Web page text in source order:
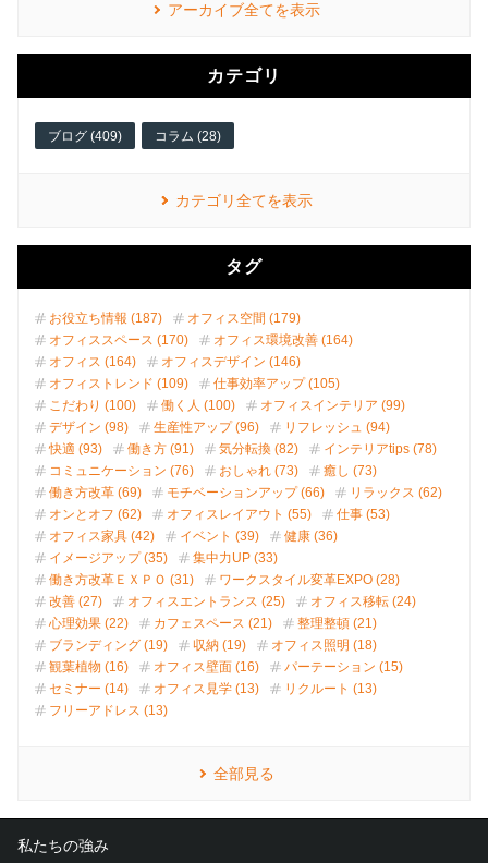
アーカイブ全てを表示
カテゴリ
ブログ (409) コラム (28)
カテゴリ全てを表示
タグ
お役立ち情報 (187)
オフィス空間 (179)
オフィススペース (170)
オフィス環境改善 (164)
オフィス (164)
オフィスデザイン (146)
オフィストレンド (109)
仕事効率アップ (105)
こだわり (100)
働く人 (100)
オフィスインテリア (99)
デザイン (98)
生産性アップ (96)
リフレッシュ (94)
快適 (93)
働き方 (91) 気分転換 (82)
インテリアtips (78)
コミュニケーション (76)
おしゃれ (73)
癒し (73)
働き方改革 (69)
モチベーションアップ (66)
リラックス (62)
オンとオフ (62)
オフィスレイアウト (55)
仕事 (53)
オフィス家具 (42)
イベント (39)
健康 (36)
イメージアップ (35)
集中力UP (33)
働き方改革ＥＸＰＯ (31)
ワークスタイル変革EXPO (28)
改善 (27)
オフィスエントランス (25)
オフィス移転 (24)
心理効果 (22)
カフェスペース (21)
整理整頓 (21)
ブランディング (19)
収納 (19)
オフィス照明 (18)
観葉植物 (16)
オフィス壁面 (16)
パーテーション (15)
セミナー (14)
オフィス見学 (13)
リクルート (13)
フリーアドレス (13)
全部見る
私たちの強み